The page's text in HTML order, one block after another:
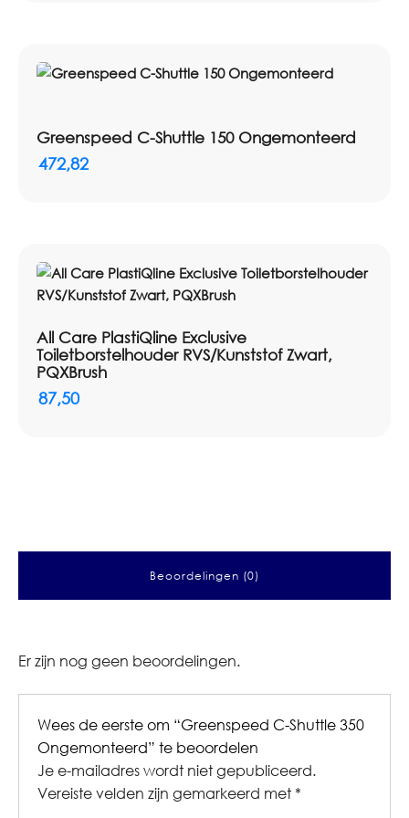
Greenspeed C-Shuttle 150 Ongemonteerd
472,82
All Care PlastiQline Exclusive
Toiletborstelhouder RVS/Kunststof Zwart,
PQXBrush
87,50
Beoordelingen (0)
Er zijn nog geen beoordelingen.
Wees de eerste om “Greenspeed C-Shuttle 350
Ongemonteerd” te beoordelen
Je e-mailadres wordt niet gepubliceerd.
Vereiste velden zijn gemarkeerd met *